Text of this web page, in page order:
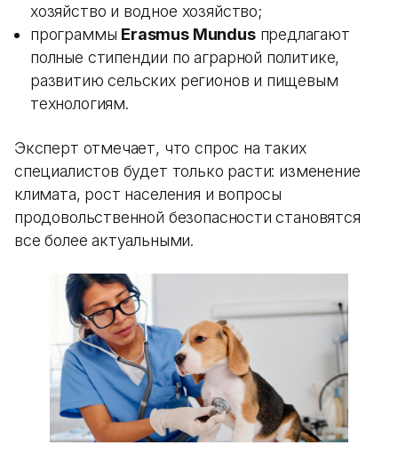
хозяйство и водное хозяйство;
программы Erasmus Mundusпредлагают
полные стипендии по аграрной политике,
развитию сельских регионов и пищевым
технологиям.
Эксперт отмечает, что спрос на таких
специалистов будет только расти: изменение
климата, рост населения и вопросы
продовольственной безопасности становятся
все более актуальными.